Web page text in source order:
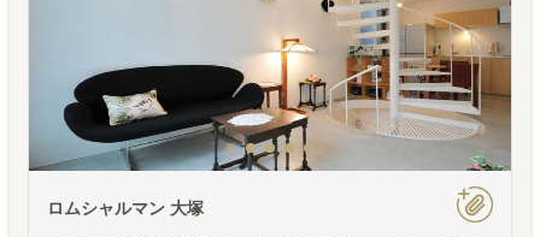
ロムシャルマン 大塚